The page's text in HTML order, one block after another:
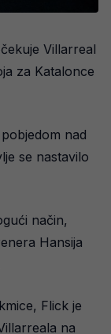
Villarreal
za Katalonce
nad
se nastavilo
način,
Hansija
Flick je
na